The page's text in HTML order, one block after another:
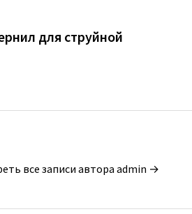
для струйной
все записи автора admin →